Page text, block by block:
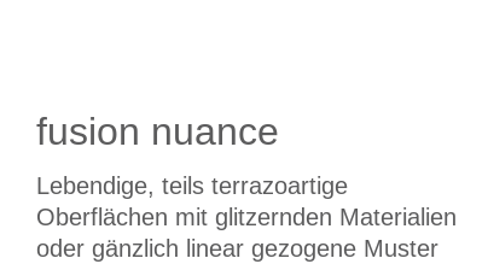
fusion nuance
Lebendige, teils terrazoartige
Oberflächen mit glitzernden Materialien
oder gänzlich linear gezogene Muster